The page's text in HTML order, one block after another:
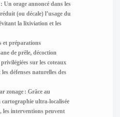
Un orage annoncé dans les
(ou décale) l’usage du
la lixiviation et les
et préparations
de prêle, décoction
sur les coteaux
défenses naturelles des
zonage : Grâce au
cartographie ultra-localisée
les interventions peuvent